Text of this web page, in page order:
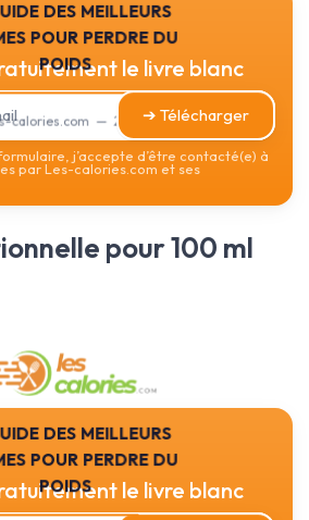
des meilleurs
pour perdre du
poids
calories.com — 2026
le livre blanc
➔ Télécharger
j’accepte d’être contacté(e) à
par Les-calories.com et ses
pour 100 ml
des meilleurs
pour perdre du
poids le livre blanc